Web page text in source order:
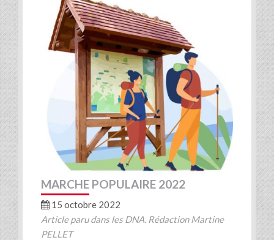
MARCHE POPULAIRE 2022
15 octobre 2022
Article paru dans les DNA. Rédaction Martine
PELLET